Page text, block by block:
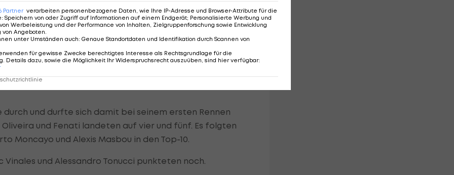
gab danach einfach nur noch Gas. Vinales und Salom
er Cortese blockte und Salom innen durchschlüpfen
zu Sturz, womit Salom seinen ersten Sieg holte und
und durfte sich damit bei seinem ersten Rennen
und Fenati landeten auf vier und fünf. Es folgten
Moncayo und Alexis Masbou in den Top-10.
Vinales und Alessandro Tonucci punkteten noch.
Partner verarbeiten personenbezogene Daten, wie Ihre IP-Adresse und Browser-Attribute für die
: Speichern von oder Zugriff auf Informationen auf einem Endgerät; Personalisierte Werbung und
Werbeleistung und der Performance von Inhalten, Zielgruppenforschung sowie Entwicklung
von Angeboten.
unter Umständen auch: Genaue Standortdaten und Identifikation durch Scannen von
für gewisse Zwecke berechtigtes Interesse als Rechtsgrundlage für die
Details dazu, sowie die Möglichkeit Ihr Widerspruchsrecht auszuüben, sind hier verfügbar: